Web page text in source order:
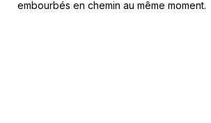
embourbés en chemin au même moment.